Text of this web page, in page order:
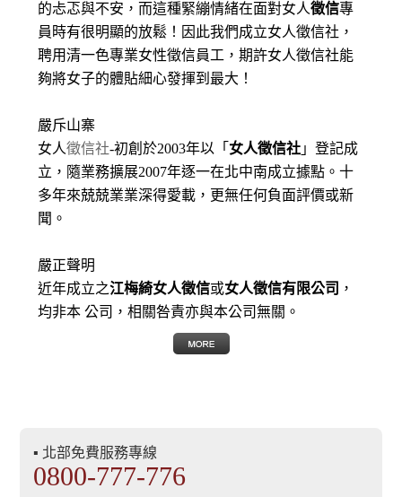
的忐忑與不安，而這種緊繃情緒在面對女人徵信專
員時有很明顯的放鬆！因此我們成立女人徵信社，
聘用清一色專業女性徵信員工，期許女人徵信社能
夠將女子的體貼細心發揮到最大 ！
嚴斥山寨
女人徵信社-初創於2003年以「 女人徵信社 」登記成
立，隨業務擴展2007年逐一在北中南成立據點。十
多年來兢兢業業深得愛載，更無任何負面評價或新
聞。
嚴正聲明
近年成立之江梅綺女人徵信或女人徵信有限公司 ，
均非本 公司，相關咎責亦與本公司無關。
▪ 北部免費服務專線
0800-777-776